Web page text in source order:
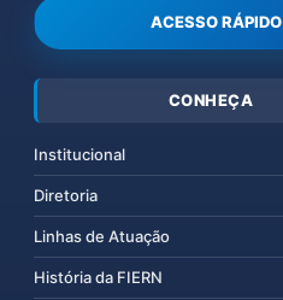
ACESSO RÁPIDO
CONHEÇA
Institucional
Diretoria
Linhas de Atuação
História da FIERN